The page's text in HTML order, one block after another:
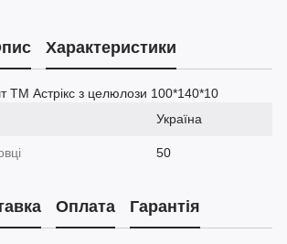
Характеристики
ТМ Астрікс з целюлози 100*140*10
Україна
50
Оплата Гарантія